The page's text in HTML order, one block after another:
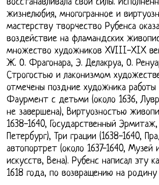
восстанавливала свои силы.
жизнелюбия, многогранное и
мастерству творчество Рубенса
воздействие на фламандских
множество художников XVIII-XIX
Ж. О. Фрагонара, Э. Делакруа, О.
Строгостью и лаконизмом
отмечены поздние художника работы
Фаурмент с детьми (около 1636,
не завершена), Виртуозностью
1638-1640, Государственный
Петербург), Три грации (1638-1640,
автопортрет (около 1637-1640, Музей
искусств, Вена). Рубенс написал эту
1618 года, по возвращению на родину